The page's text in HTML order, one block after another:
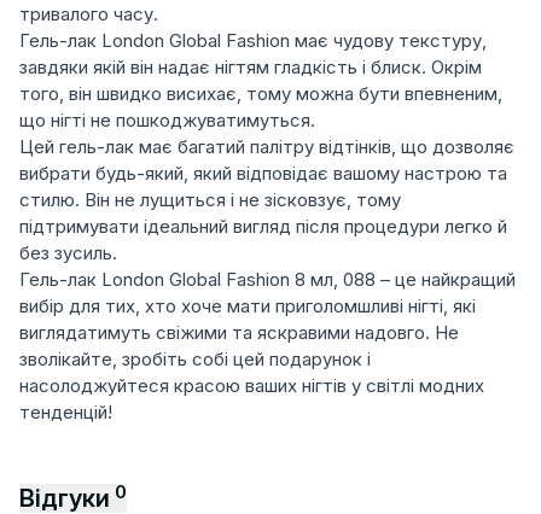
тривалого часу.
Гель-лак London Global Fashion має чудову текстуру,
завдяки якій він надає нігтям гладкість і блиск. Окрім
того, він швидко висихає, тому можна бути впевненим,
що нігті не пошкоджуватимуться.
Цей гель-лак має багатий палітру відтінків, що дозволяє
вибрати будь-який, який відповідає вашому настрою та
стилю. Він не лущиться і не зісковзує, тому
підтримувати ідеальний вигляд після процедури легко й
без зусиль.
Гель-лак London Global Fashion 8 мл, 088 – це найкращий
вибір для тих, хто хоче мати приголомшливі нігті, які
виглядатимуть свіжими та яскравими надовго. Не
зволікайте, зробіть собі цей подарунок і
насолоджуйтеся красою ваших нігтів у світлі модних
тенденцій!
Відгуки 0